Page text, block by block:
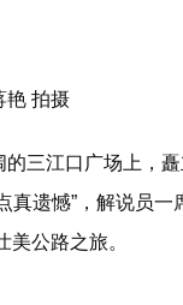
艳 拍摄
三江口广场上，
真遗憾”，解说员
公路之旅。